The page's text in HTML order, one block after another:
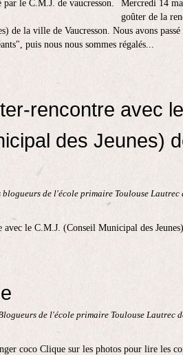
Mercredi 14
goûter de la
de la ville de Vaucresson. Nous avons
puis nous nous sommes régalés...
rencontre avec
des Jeunes)
blogueurs de l'école primaire Toulouse Lautrec
de l'école primaire Toulouse Lautrec
coco Clique sur les photos pour lire les